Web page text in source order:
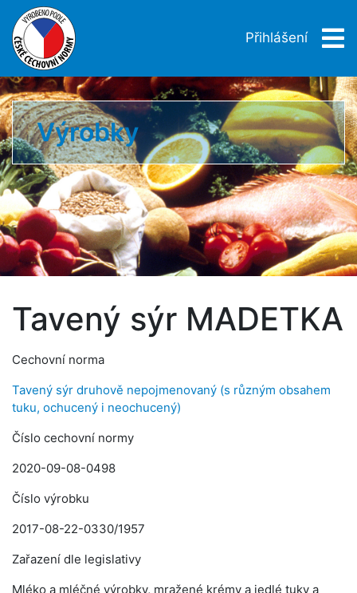
Přihlášení
Výrobky
Tavený sýr MADETKA
Cechovní norma
Tavený sýr druhově nepojmenovaný (s různým obsahem
tuku, ochucený i neochucený)
Číslo cechovní normy
2020-09-08-0498
Číslo výrobku
2017-08-22-0330/1957
Zařazení dle legislativy
Mléko a mléčné výrobky, mražené krémy a jedlé tuky a